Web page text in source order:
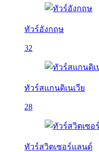
ทัวร์อังกฤษ
32
ทัวร์สแกนดิเนเวีย
28
ทัวร์สวิตเซอร์แลนด์